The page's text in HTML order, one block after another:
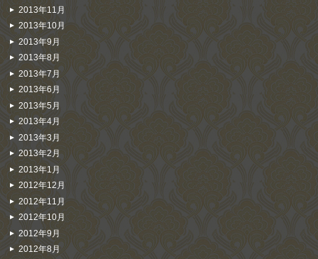
2013年11月
2013年10月
2013年9月
2013年8月
2013年7月
2013年6月
2013年5月
2013年4月
2013年3月
2013年2月
2013年1月
2012年12月
2012年11月
2012年10月
2012年9月
2012年8月